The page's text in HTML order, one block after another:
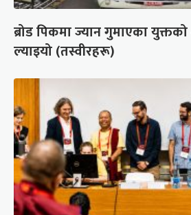
ब्रोड पिकमा ज्यान गुमाएका
ल्याइयो (तस्वीरहरू)